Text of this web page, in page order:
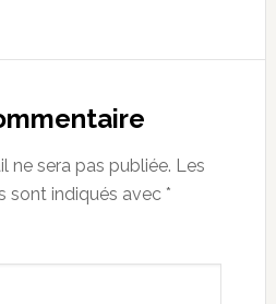
ne sera pas publiée. Les
sont indiqués avec *